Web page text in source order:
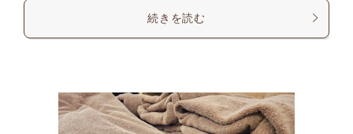
続きを読む